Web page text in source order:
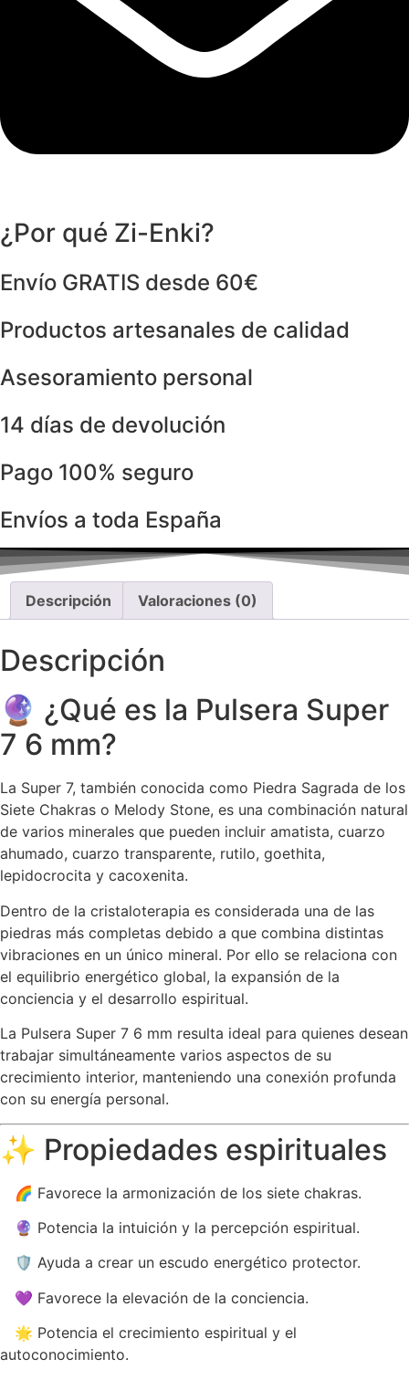
¿Por qué Zi-Enki?
Envío GRATIS desde 60€
Productos artesanales de calidad
Asesoramiento personal
14 días de devolución
Pago 100% seguro
Envíos a toda España
Descripción Valoraciones (0)
Descripción
🔮 ¿Qué es la Pulsera Super
7 6 mm?
La Super 7, también conocida como Piedra Sagrada de los
Siete Chakras o Melody Stone, es una combinación natural
de varios minerales que pueden incluir amatista, cuarzo
ahumado, cuarzo transparente, rutilo, goethita,
lepidocrocita y cacoxenita.
Dentro de la cristaloterapia es considerada una de las
piedras más completas debido a que combina distintas
vibraciones en un único mineral. Por ello se relaciona con
el equilibrio energético global, la expansión de la
conciencia y el desarrollo espiritual.
La Pulsera Super 7 6 mm resulta ideal para quienes desean
trabajar simultáneamente varios aspectos de su
crecimiento interior, manteniendo una conexión profunda
con su energía personal.
✨ Propiedades espirituales
🌈 Favorece la armonización de los siete chakras.
🔮 Potencia la intuición y la percepción espiritual.
🛡️ Ayuda a crear un escudo energético protector.
💜 Favorece la elevación de la conciencia.
🌟 Potencia el crecimiento espiritual y el
autoconocimiento.